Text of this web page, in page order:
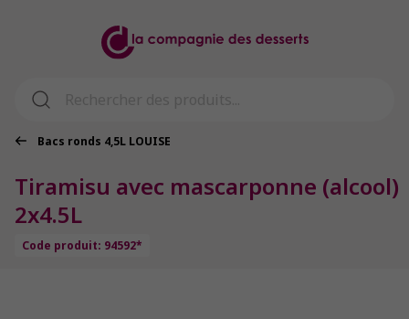
Bacs ronds 4,5L LOUISE
Tiramisu avec mascarponne (alcool)
2x4.5L
Code produit: 94592*